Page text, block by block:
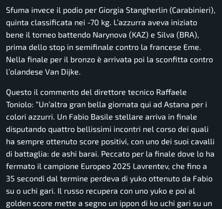
Sfuma invece il podio per Giorgia Stangherlin (Carabinieri),
quinta classificata nei -70 kg. L’azzurra aveva iniziato
bene il torneo battendo Narynova (KAZ) e Silva (BRA),
prima dello stop in semifinale contro la francese Eme.
Nella finale per il bronzo è arrivata poi la sconfitta contro
l’olandese Van Dijke.
Questo il commento del direttore tecnico Raffaele
Toniolo: “Un’altra gran bella giornata qui ad Astana per i
colori azzurri. Un Fabio Basile stellare arriva in finale
disputando quattro bellissimi incontri nel corso dei quali
ha sempre ottenuto score positivi, con uno dei suoi cavalli
di battaglia: de ashi barai. Peccato per la finale dove lo ha
fermato il campione Europeo 2025 Lavrentev, che fino a
35 secondi dal termine perdeva di yuko ottenuto da Fabio
su o uchi gari. Il russo recupera con uno yuko e poi al
golden score mette a segno un ippon di ko uchi gari su un